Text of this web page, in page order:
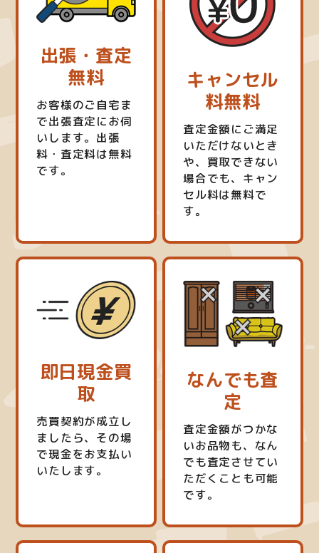
出張・査定
無料
お客様のご自宅ま
で出張査定にお伺
いします。出張
料・査定料は無料
です。
キャンセル
料無料
査定金額にご満足
いただけないとき
や、買取できない
場合でも、キャン
セル料は無料で
す。
即日現金買
取
売買契約が成立し
ましたら、その場
で現金をお支払い
いたします。
なんでも査
定
査定金額がつかな
いお品物も、なん
でも査定させてい
ただくことも可能
です。